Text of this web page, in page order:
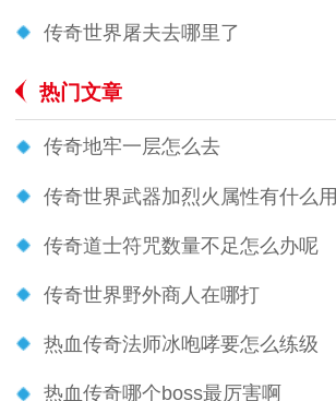
传奇世界屠夫去哪里了
热门文章
传奇地牢一层怎么去
传奇世界武器加烈火属性有什么用
传奇道士符咒数量不足怎么办呢
传奇世界野外商人在哪打
热血传奇法师冰咆哮要怎么练级
热血传奇哪个boss最厉害啊